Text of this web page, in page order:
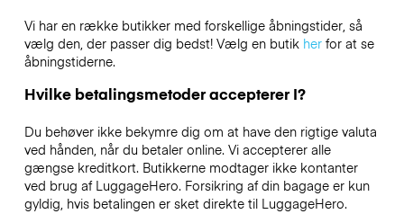
Vi har en række butikker med forskellige åbningstider, så
vælg den, der passer dig bedst! Vælg en butik herfor at se
åbningstiderne.
Hvilke betalingsmetoder accepterer I?
Du behøver ikke bekymre dig om at have den rigtige valuta
ved hånden, når du betaler online. Vi accepterer alle
gængse kreditkort. Butikkerne modtager ikke kontanter
ved brug af LuggageHero. Forsikring af din bagage er kun
gyldig, hvis betalingen er sket direkte til LuggageHero.